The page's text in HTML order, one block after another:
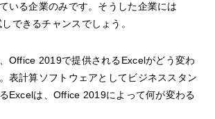
いる企業のみです。そうした企業には
できるチャンスでしょう。
Office 2019で提供されるExcelがどう変わ
表計算ソフトウェアとしてビジネススタン
Excelは、Office 2019によって何が変わる